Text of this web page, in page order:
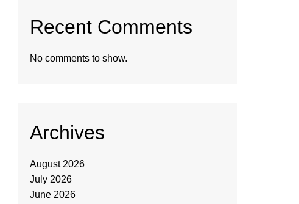
Recent Comments
No comments to show.
Archives
August 2026
July 2026
June 2026